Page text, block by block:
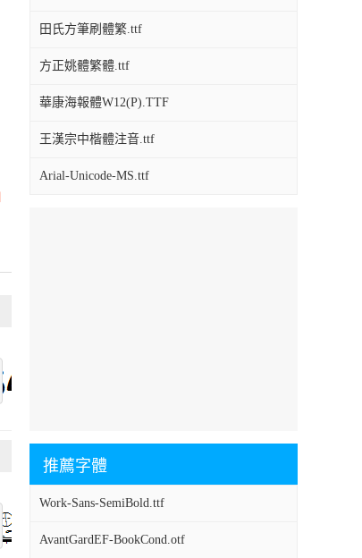
田氏方筆刷體繁.ttf
方正姚體繁體.ttf
華康海報體W12(P).TTF
王漢宗中楷體注音.ttf
Arial-Unicode-MS.ttf
推薦字體
Work-Sans-SemiBold.ttf
AvantGardEF-BookCond.otf